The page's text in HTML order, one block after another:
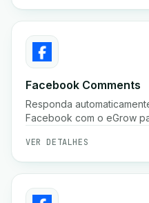
Facebook Comments
Responda
Facebook com o eGrow
VER DETALHES